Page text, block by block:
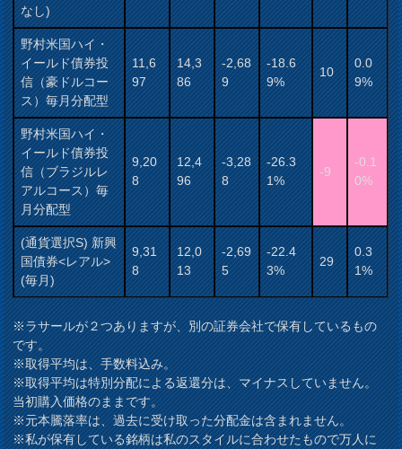
なし)
野村米国ハイ・
イールド債券投
信（豪ドルコー
ス）毎月分配型
11,6
97
14,3
86
-2,68
9
-18.6
9%
10
0.0
9%
野村米国ハイ・
イールド債券投
信（ブラジルレ
アルコース）毎
月分配型
9,20
8
12,4
96
-3,28
8
-26.3
1%
-9
-0.1
0%
(通貨選択S) 新興
国債券<レアル>
(毎月)
9,31
8
12,0
13
-2,69
5
-22.4
3%
29
0.3
1%
※ラサールが２つありますが、別の証券会社で保有しているもの
です。
※取得平均は、手数料込み。
※取得平均は特別分配による返還分は、マイナスしていません。
当初購入価格のままです。
※元本騰落率は、過去に受け取った分配金は含まれません。
※私が保有している銘柄は私のスタイルに合わせたもので万人に